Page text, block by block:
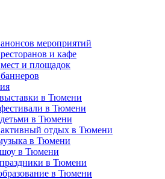
мероприятий
и кафе
и площадок
в Тюмени
в Тюмени
в Тюмени
отдых в Тюмени
в Тюмени
в Тюмени
в Тюмени
в Тюмени